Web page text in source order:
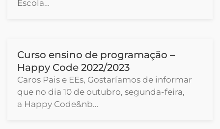
Escola…
Curso ensino de programação –
Happy Code 2022/2023
Caros Pais e EEs, Gostaríamos de informar
que no dia 10 de outubro, segunda-feira,
a Happy Code&nb…